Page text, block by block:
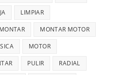
LIMPIAR
MONTAR MONTAR MOTOR
MOTOR
PULIR RADIAL